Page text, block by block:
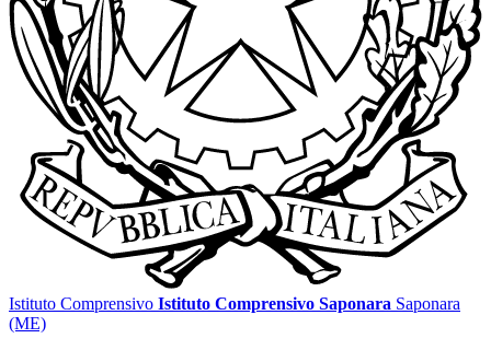
Istituto Comprensivo Istituto Comprensivo Saponara Saponara
(ME)